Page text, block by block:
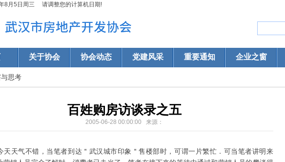
8月5日周三 请调整您的计算机日期!
关于协会 协会动态 党建风采 重要通知 企业之窗
思考
百姓购房访谈录之五
2005-06-28 00:00:00 来源：
天天气不错，当笔者到达＂武汉城市印象＂售楼部时，可谓一片繁忙．可当笔者讲明来